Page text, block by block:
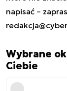
napisać –
Wybrane
Ciebie